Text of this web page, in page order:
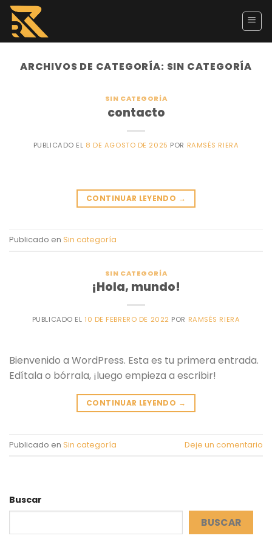
Skip
content
ARCHIVOS DE CATEGORÍA: SIN CATEGORÍA
SIN CATEGORÍA
contacto
PUBLICADO EL 8 DE AGOSTO DE 2025 POR RAMSÉS RIERA
CONTINUAR LEYENDO →
Publicado en Sin categoría
SIN CATEGORÍA
¡Hola, mundo!
PUBLICADO EL 10 DE FEBRERO DE 2022 POR RAMSÉS RIERA
Bienvenido a WordPress. Esta es tu primera entrada.
Edítala o bórrala, ¡luego empieza a escribir!
CONTINUAR LEYENDO →
Publicado en Sin categoría Deje un comentario
Buscar
BUSCAR